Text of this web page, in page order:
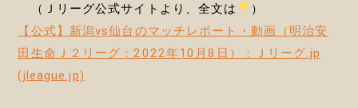
（Ｊリーグ公式サイトより、全文は
）
【公式】新潟vs仙台のマッチレポート・動画（明治安
田生命Ｊ２リーグ：2022年10月8日）：Ｊリーグ.jp
(jleague.jp)